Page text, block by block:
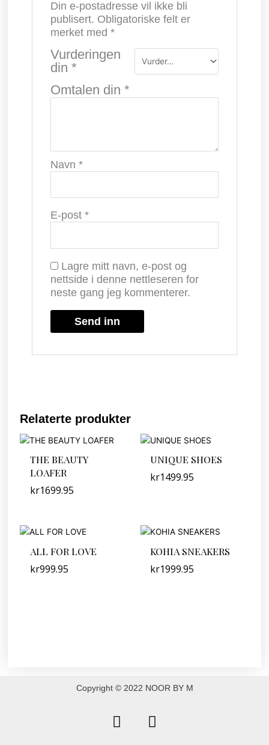
Din e-postadresse vil ikke bli
publisert. Obligatoriske felt er
merket med*
Vurderingen
din*
Omtalen din*
Navn*
E-post*
Lagre mitt navn, e-post og
nettside i denne nettleseren for
neste gang jeg kommenterer.
Relaterte produkter
THE BEAUTY
LOAFER
kr1699.95
UNIQUE SHOES
kr1499.95
ALL FOR LOVE
kr999.95
KOHIA SNEAKERS
kr1999.95
Copyright © 2022 NOOR BY M
F
a
I
n